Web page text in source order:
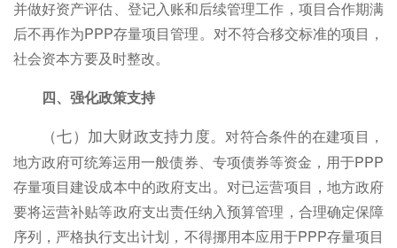
并做好资产评估、登记入账和后续管理工作，项目合作期满
后不再作为PPP存量项目管理。对不符合移交标准的项目，
社会资本方要及时整改。
四、强化政策支持
（七）加大财政支持力度。对符合条件的在建项目，
地方政府可统筹运用一般债券、专项债券等资金，用于PPP
存量项目建设成本中的政府支出。对已运营项目，地方政府
要将运营补贴等政府支出责任纳入预算管理，合理确定保障
序列，严格执行支出计划，不得挪用本应用于PPP存量项目